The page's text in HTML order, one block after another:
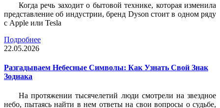
Когда речь заходит о бытовой технике, которая изменила
представление об индустрии, бренд Dyson стоит в одном ряду
с Apple или Tesla
Подробнее
22.05.2026
Разгадываем Небесные Символы: Как Узнать Свой Знак
Зодиака
На протяжении тысячелетий люди смотрели на звездное
небо, пытаясь найти в нем ответы на свои вопросы о судьбе,